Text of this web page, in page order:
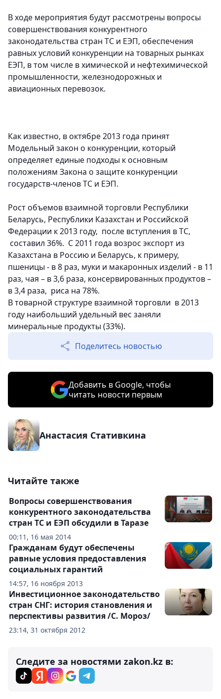
В ходе мероприятия будут рассмотрены вопросы
совершенствования конкурентного
законодательства стран ТС и ЕЭП, обеспечения
равных условий конкуренции на товарных рынках
ЕЭП, в том числе в химической и нефтехимической
промышленности, железнодорожных и
авиационных перевозок.
Как известно, в октябре 2013 года принят
Модельный закон о конкуренции, который
определяет единые подходы к основным
положениям Закона о защите конкуренции
государств-членов ТС и ЕЭП.
Рост объемов взаимной торговли Республики
Беларусь, Республики Казахстан и Российской
Федерации к 2013 году, после вступления в ТС,
составил 36%. С 2011 года возрос экспорт из
Казахстана в Россию и Беларусь, к примеру,
пшеницы - в 8 раз, муки и макаронных изделий - в 11
раз, чая – в 3,6 раза, консервированных продуктов –
в 3,4 раза, риса на 78%.
В товарной структуре взаимной торговли в 2013
году наибольший удельный вес заняли
минеральные продукты (33%).
Поделитесь новостью
Добавить в Google, чтобы
читать новости первым
Анастасия Стативкина
Читайте также
00:11, 16 мая 2014
Вопросы совершенствования
конкурентного законодательства
стран ТС и ЕЭП обсудили в Таразе
14:57, 16 ноября 2013
Гражданам будут обеспечены
равные условия предоставления
социальных гарантий
23:14, 31 октября 2012
Инвестиционное законодательство
стран СНГ: история становления и
перспективы развития /С. Мороз/
Следите за новостями zakon.kz в: